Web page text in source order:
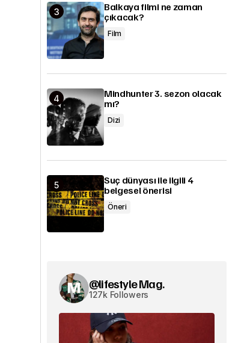
Balkaya filmi ne zaman
çıkacak?
Film
Mindhunter 3. sezon olacak
mı?
Dizi
Suç dünyası ile ilgili 4
belgesel önerisi
Öneri
@lifestyle Mag.
127k Followers